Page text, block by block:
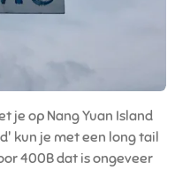
je op Nang Yuan Island
kun je met een long tail
400B dat is ongeveer